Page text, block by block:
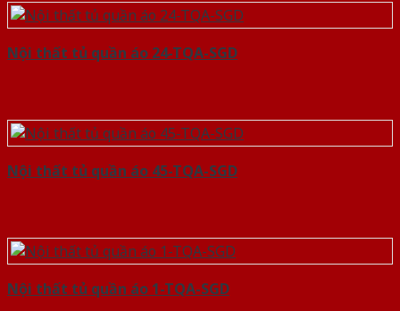
Nội thất tủ quần áo 24-TQA-SGD
Nội thất tủ quần áo 45-TQA-SGD
Nội thất tủ quần áo 1-TQA-SGD